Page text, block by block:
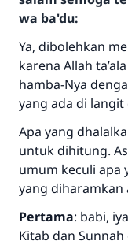
wa ba'du:
Ya, dibolehkan
karena Allah
hamba-Nya
yang ada di
Apa yang
untuk dihitung.
umum keculi apa
yang diharamkan
Pertama: babi,
Kitab dan